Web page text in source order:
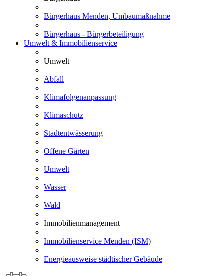
Bürgerhaus Menden, Umbaumaßnahme
Bürgerhaus - Bürgerbeteiligung
Umwelt & Immobilienservice
Umwelt
Abfall
Klimafolgenanpassung
Klimaschutz
Stadtentwässerung
Offene Gärten
Umwelt
Wasser
Wald
Immobilienmanagement
Immobilienservice Menden (ISM)
Energieausweise städtischer Gebäude